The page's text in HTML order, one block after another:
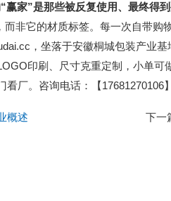
家”是那些被反复使用、最终得
非它的材质标签。每一次自带购
，坐落于安徽桐城包装产业
印刷、尺寸克重定制，小单
厂。咨询电话：【17681270106】
概述 下一